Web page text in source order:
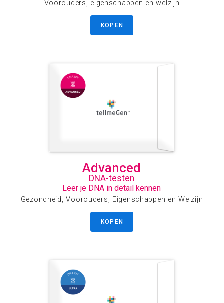
Voorouders, eigenschappen en welzijn
KOPEN
Advanced
DNA-testen
Leer je DNA in detail kennen
Gezondheid, Voorouders, Eigenschappen en Welzijn
KOPEN